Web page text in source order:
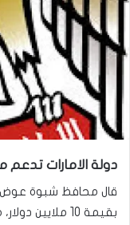
دولة الامارات تدعم محافظة
قال محافظ شبوة عوض
بقيمة 10